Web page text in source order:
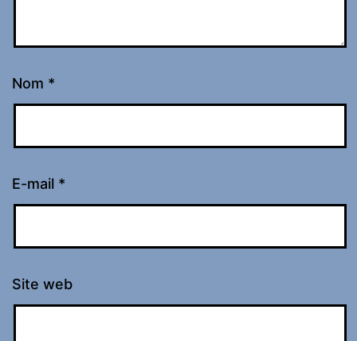
Nom *
E-mail *
Site web